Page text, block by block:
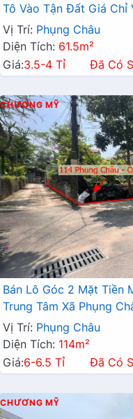
Tô Vào Tận Đất Giá Chỉ
Vị Trí: Phụng Châu
Diện Tích: 61.5m²
Giá:3.5-4 Tỉ Đã Có
CHƯƠNG MỸ
Bán Lô Góc 2 Mặt Tiền
Trung Tâm Xã Phụng
Vị Trí: Phụng Châu
Diện Tích: 114m²
Giá:6-6.5 Tỉ Đã Có
CHƯƠNG MỸ